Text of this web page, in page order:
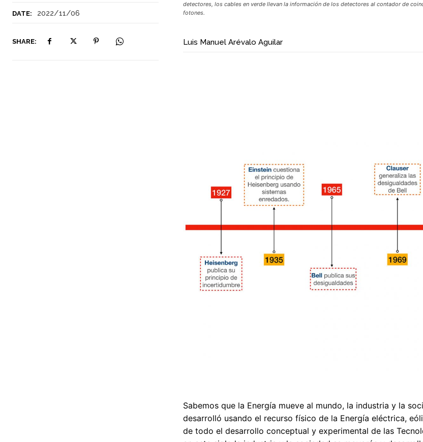
DATE: 2022/11/06
SHARE:
detectores, los cables en verde llevan la información de los detectores al contador de
fotones.
Luis Manuel Arévalo Aguilar
Sabemos que la Energía mueve al mundo, la industria y la
desarrolló usando el recurso físico de la Energía eléctrica,
de todo el desarrollo conceptual y experimental de las